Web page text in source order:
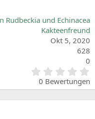
Rudbeckia und Echinacea
Kakteenfreund
Okt 5, 2020
628
0
0
0
0 Bewertungen